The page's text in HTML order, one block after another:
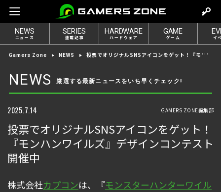
e
t
o
g
n
NEWS
ニュース
SERIES
連載記事
HARDWARE
ハードウェア
GAME
ゲーム イ
Gamers Zone NEWS 投票でオリジナルSNSアイコンをゲット！『モンハンワイルズ』デザインコンテスト開催中
NEWS 厳選する最新ニュースをいち早くチェック!
2025.7.14 GAMERS ZONE編集部
投票でオリジナルSNSアイコンをゲット！
『モンハンワイルズ』デザインコンテスト
開催中
株式会社カプコンは、『モンスターハンターワイル